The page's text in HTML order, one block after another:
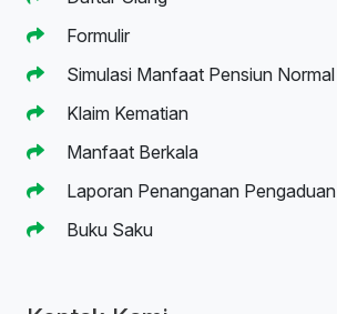
Formulir
Simulasi Manfaat Pensiun Normal
Klaim Kematian
Manfaat Berkala
Laporan Penanganan Pengaduan
Buku Saku